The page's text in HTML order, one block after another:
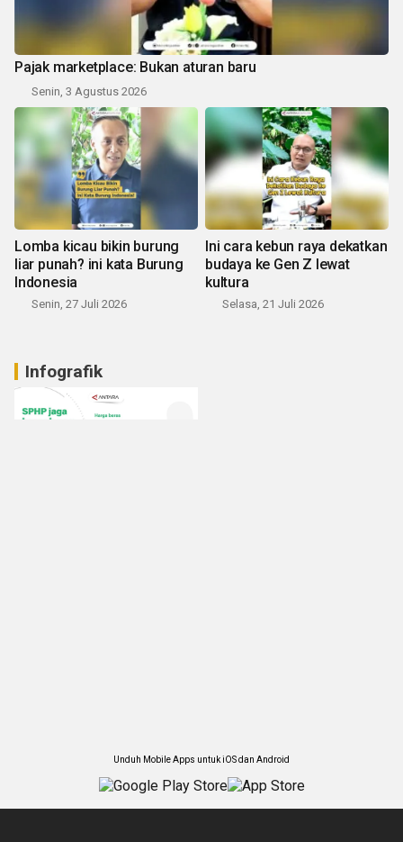
Pajak marketplace: Bukan aturan baru
Senin, 3 Agustus 2026
Lomba kicau bikin burung
liar punah? ini kata Burung
Indonesia
Senin, 27 Juli 2026
Ini cara kebun raya dekatkan
budaya ke Gen Z lewat
kultura
Selasa, 21 Juli 2026
Infografik
Unduh Mobile Apps untuk iOS dan Android